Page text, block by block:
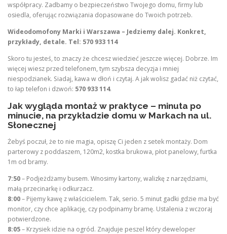
współpracy. Zadbamy o bezpieczeństwo Twojego domu, firmy lub
osiedla, oferując rozwiązania dopasowane do Twoich potrzeb.
Wideodomofony Marki i Warszawa – Jedziemy dalej. Konkret,
przykłady, detale. Tel: 570 933 114
Skoro tu jesteś, to znaczy że chcesz wiedzieć jeszcze więcej. Dobrze. Im
więcej wiesz przed telefonem, tym szybsza decyzja i mniej
niespodzianek. Siadaj, kawa w dłoń i czytaj. A jak wolisz gadać niż czytać,
to łap telefon i dzwoń: 570 933 114.
Jak wygląda montaż w praktyce – minuta po
minucie, na przykładzie domu w Markach na ul.
Słonecznej
Żebyś poczuł, że to nie magia, opiszę Ci jeden z setek montaży. Dom
parterowy z poddaszem, 120m2, kostka brukowa, płot panelowy, furtka
1m od bramy.
7:50– Podjeżdżamy busem. Wnosimy kartony, walizkę z narzędziami,
małą przecinarkę i odkurzacz.
8:00– Pijemy kawę z właścicielem. Tak, serio. 5 minut gadki gdzie ma być
monitor, czy chce aplikację, czy podpinamy bramę. Ustalenia z wczoraj
potwierdzone.
8:05– Krzysiek idzie na ogród. Znajduje peszel który deweloper